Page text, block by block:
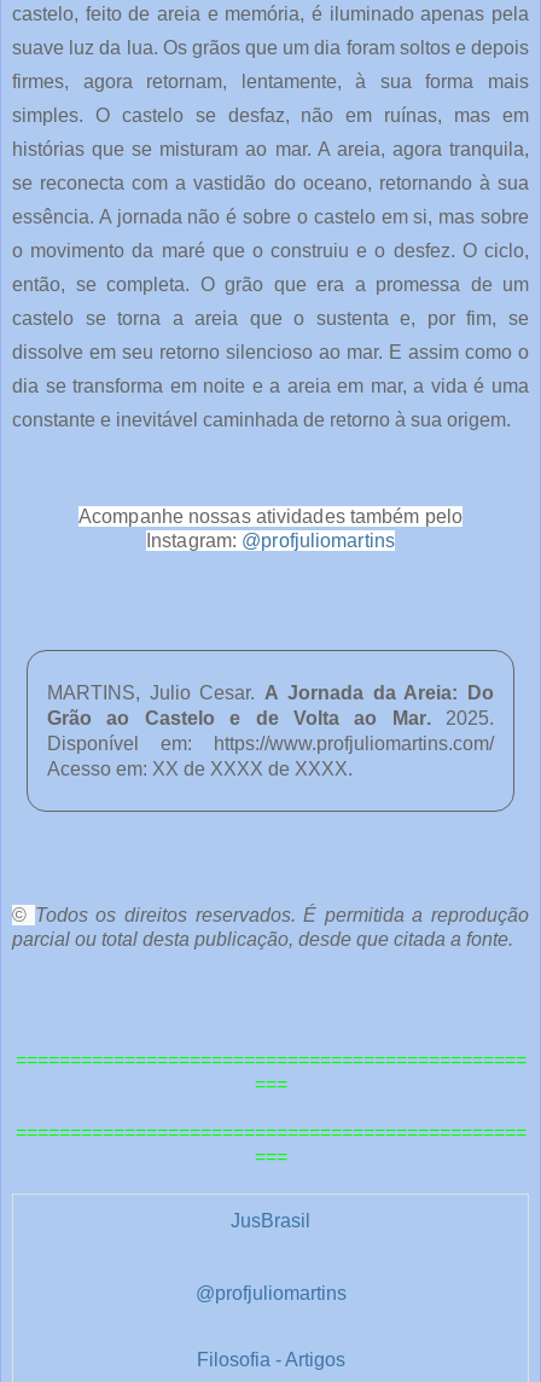
castelo, feito de areia e memória, é iluminado apenas pela
suave luz da lua. Os grãos que um dia foram soltos e depois
firmes, agora retornam, lentamente, à sua forma mais
simples. O castelo se desfaz, não em ruínas, mas em
histórias que se misturam ao mar. A areia, agora tranquila,
se reconecta com a vastidão do oceano, retornando à sua
essência. A jornada não é sobre o castelo em si, mas sobre
o movimento da maré que o construiu e o desfez. O ciclo,
então, se completa. O grão que era a promessa de um
castelo se torna a areia que o sustenta e, por fim, se
dissolve em seu retorno silencioso ao mar. E assim como o
dia se transforma em noite e a areia em mar, a vida é uma
constante e inevitável caminhada de retorno à sua origem.
Acompanhe nossas atividades também pelo
Instagram: @profjuliomartins
MARTINS, Julio Cesar. A Jornada da Areia: Do
Grão ao Castelo e de Volta ao Mar. 2025.
Disponível em:
https://www.profjuliomartins.com/
Acesso em: XX de XXXX de XXXX.
ê
a
1
© Todos os direitos reservados. É permitida a reprodução
parcial ou total desta publicação, desde que citada a fonte.
===============================================
===
===============================================
===
JusBrasil
@profjuliomartins
Filosofia - Artigos